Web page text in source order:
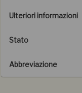
Ulteriori informazioni
Stato
Abbreviazione